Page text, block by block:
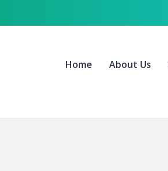
Home About Us